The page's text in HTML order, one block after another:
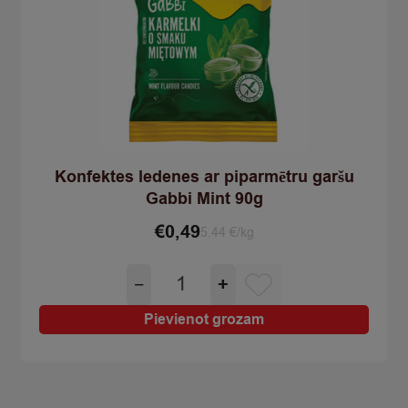
Konfektes ledenes ar piparmētru garšu
Gabbi Mint 90g
€0,495.44 €/kg
−
Konfektes
ledenes
ar
piparmētru
+
Pievienot grozam